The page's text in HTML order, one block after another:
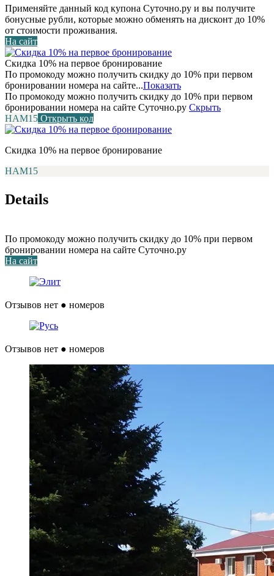
Применяйте данный код купона Суточно.ру и вы получите
бонусные рубли, которые можно обменять на дисконт до 10%
от стоимости проживания.
На сайт
Скидка 10% на первое бронирование
По промокоду можно получить скидку до 10% при первом
бронировании номера на сайте...Показать
По промокоду можно получить скидку до 10% при первом
бронировании номера на сайте Суточно.ру Скрыть
НАМ15 Открыть код
Скидка 10% на первое бронирование
НАМ15
Details
По промокоду можно получить скидку до 10% при первом
бронировании номера на сайте Суточно.ру
На сайт
Отзывов нет ● номеров
Отзывов нет ● номеров